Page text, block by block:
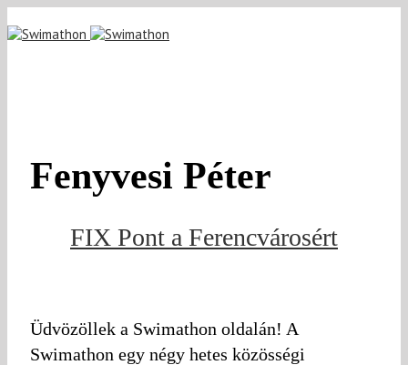
Fenyvesi Péter
FIX Pont a Ferencvárosért
Üdvözöllek a Swimathon oldalán! A
Swimathon egy négy hetes közösségi